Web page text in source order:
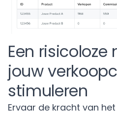
Een
jouw
stimuleren
Ervaar de kracht van